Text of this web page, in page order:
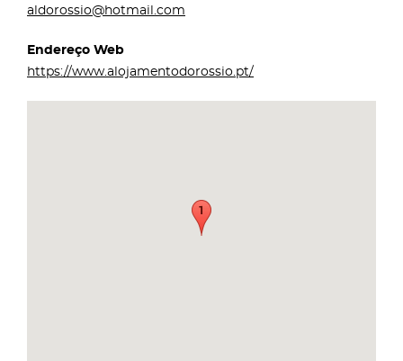
aldorossio@hotmail.com
Endereço Web
https://www.alojamentodorossio.pt/